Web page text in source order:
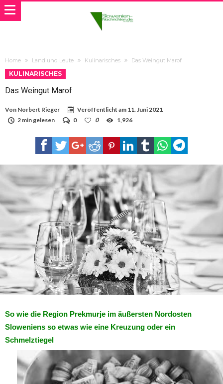
Home Land und Leute Kulinarisches Das Weingut Marof
KULINARISCHES
Das Weingut Marof
Von Norbert Rieger Veröffentlicht am 11. Juni 2021
2 min gelesen
0 0 1,926
So wie die Region Prekmurje im äußersten Nordosten
Sloweniens so etwas wie eine Kreuzung oder ein
Schmelztiegel